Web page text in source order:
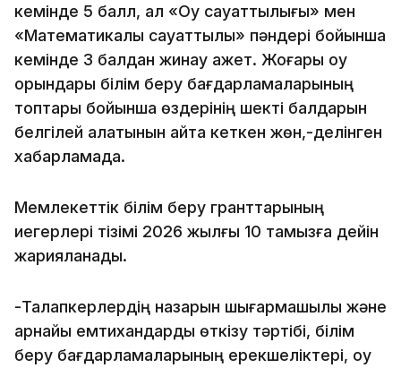
кемінде 5 балл, ал «Оқу сауаттылығы» мен
«Математикалық сауаттылық» пәндері бойынша
кемінде 3 балдан жинау қажет. Жоғары оқу
орындары білім беру бағдарламаларының
топтары бойынша өздерінің шекті балдарын
белгілей алатынын айта кеткен жөн,-делінген
хабарламада.
Мемлекеттік білім беру гранттарының
иегерлері тізімі 2026 жылғы 10 тамызға дейін
жарияланады.
-Талапкерлердің назарын шығармашылық және
арнайы емтихандарды өткізу тәртібі, білім
беру бағдарламаларының ерекшеліктері, оқу